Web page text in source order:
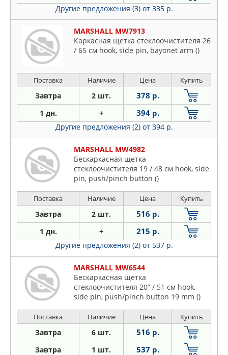
Другие предложения (3) от 335 р.
MARSHALL MW7913
Каркасная щетка стеклоочистителя 26
/ 65 см hook, side pin, bayonet arm ()
Поставка Наличие Цена Купить
Завтра 2 шт. 378 р.
1 дн. + 394 р.
Другие предложения (2) от 394 р.
MARSHALL MW4982
Бескаркасная щетка
стеклоочистителя 19 / 48 см hook, side
pin, push/pinch button ()
Поставка Наличие Цена Купить
Завтра 2 шт. 516 р.
1 дн. + 215 р.
Другие предложения (2) от 537 р.
MARSHALL MW6544
Бескаркасная щетка
стеклоочистителя 20” / 51 см hook,
side pin, push/pinch button 19 mm ()
Поставка Наличие Цена Купить
Завтра 6 шт. 516 р.
Завтра 1 шт. 537 р.